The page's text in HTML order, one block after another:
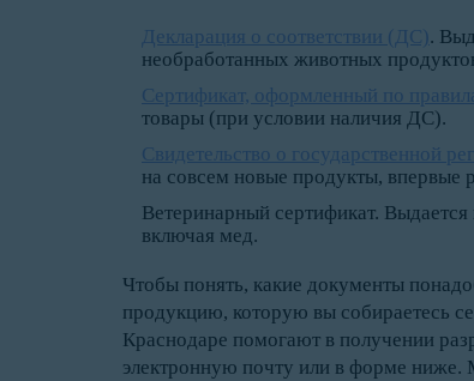
Декларация о соответствии (ДС).
необработанных животных
Сертификат, оформленный по
товары (при условии наличия ДС).
Свидетельство о государственной
на совсем новые продукты, впервые
Ветеринарный сертификат.
включая мед.
Чтобы понять, какие документы
продукцию, которую вы собираетесь
Краснодаре помогают в получении
электронную почту или в форме